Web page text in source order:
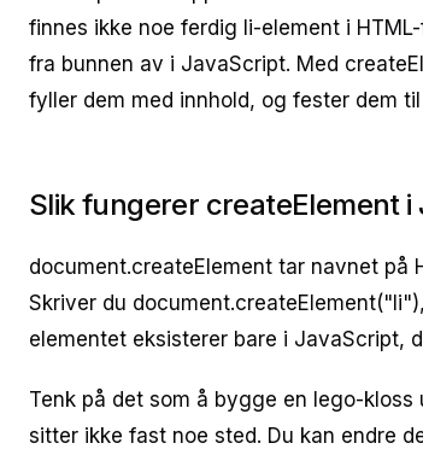
finnes ikke noe ferdig li-element i
fra bunnen av i JavaScript. Med
fyller dem med innhold, og fester dem
Slik fungerer createElement
document.createElement tar navnet på
Skriver du
elementet eksisterer bare i JavaScript,
Tenk på det som å bygge en lego-
sitter ikke fast noe sted. Du kan endre